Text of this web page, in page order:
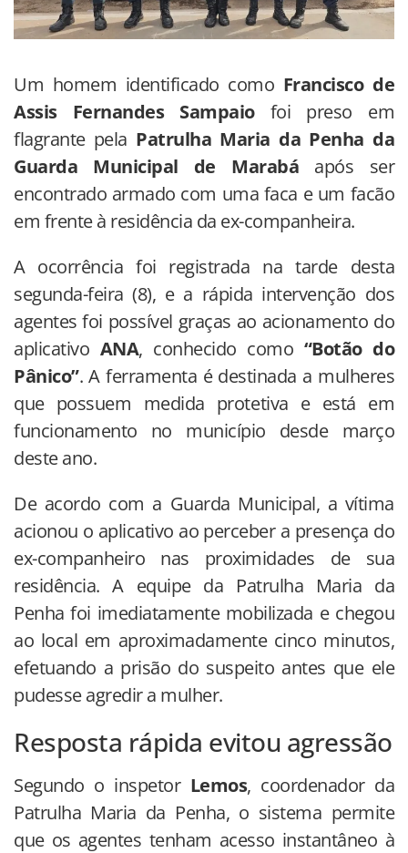
Um homem identificado como Francisco de
Assis Fernandes Sampaiofoi preso em
flagrante pela Patrulha Maria da Penha da
Guarda Municipal de Marabá após ser
encontrado armado com uma faca e um facão
em frente à residência da ex-companheira.
A ocorrência foi registrada na tarde desta
segunda-feira (8), e a rápida intervenção dos
agentes foi possível graças ao acionamento do
aplicativo ANA, conhecido como “Botão do
Pânico”. A ferramenta é destinada a mulheres
que possuem medida protetiva e está em
funcionamento no município desde março
deste ano.
De acordo com a Guarda Municipal, a vítima
acionou o aplicativo ao perceber a presença do
ex-companheiro nas proximidades de sua
residência. A equipe da Patrulha Maria da
Penha foi imediatamente mobilizada e chegou
ao local em aproximadamente cinco minutos,
efetuando a prisão do suspeito antes que ele
pudesse agredir a mulher.
Resposta rápida evitou agressão
Segundo o inspetor Lemos, coordenador da
Patrulha Maria da Penha, o sistema permite
que os agentes tenham acesso instantâneo à